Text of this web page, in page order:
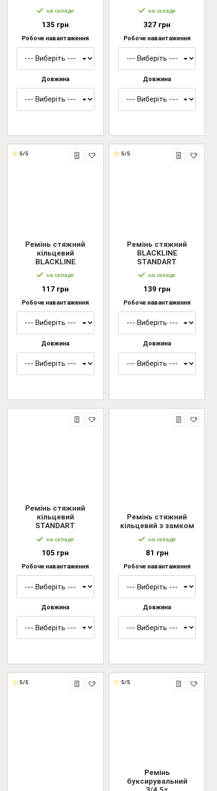
на складе
135 грн
Робоче навантаження
Довжина
на складе
327 грн
Робоче навантаження
Довжина
5/5
Ремінь стяжний
кільцевий
BLACKLINE
на складе
117 грн
Робоче навантаження
Довжина
5/5
Ремінь стяжний
BLACKLINE
STANDART
на складе
139 грн
Робоче навантаження
Довжина
Ремінь стяжний
кільцевий
STANDART
на складе
105 грн
Робоче навантаження
Довжина
Ремінь стяжний
кільцевий з замком
на складе
81 грн
Робоче навантаження
Довжина
5/5 5/5
Ремінь
буксирувальний